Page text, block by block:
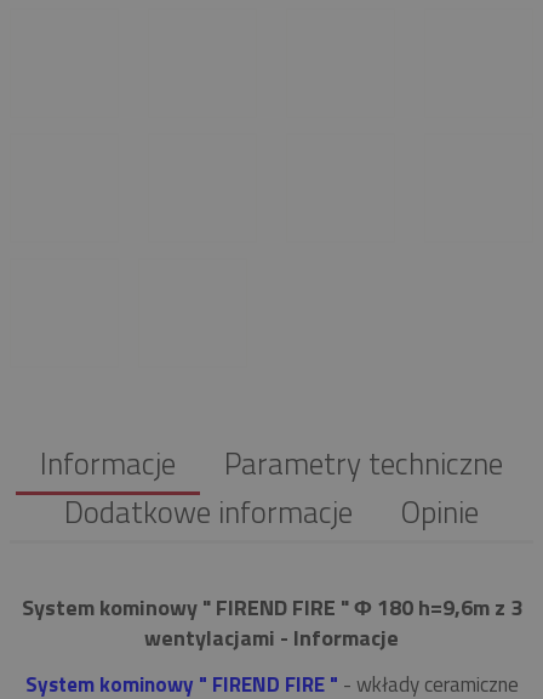
Informacje
Parametry techniczne
Dodatkowe informacje
Opinie
System kominowy " FIREND FIRE " Φ 180 h=9,6m z 3
wentylacjami - Informacje
System kominowy " FIREND FIRE " - wkłady ceramiczne